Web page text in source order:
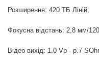
Розширення: 420 ТБ Ліній;
Фокусна відстань: 2,8 мм/
Відео вихід: 1.0 Vp - p.7